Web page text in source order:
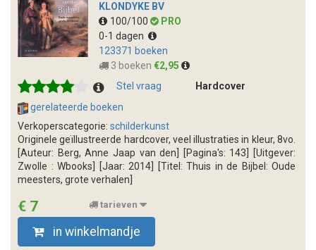
KLONDYKE BV
100/100
PRO
0-1 dagen
123371 boeken
3 boeken €2,95
Stel vraag
Hardcover
gerelateerde boeken
Verkoperscategorie: schilderkunst
Originele geïllustreerde hardcover, veel illustraties in kleur, 8vo.
[Auteur: Berg, Anne Jaap van den] [Pagina's: 143] [Uitgever:
Zwolle : Wbooks] [Jaar: 2014] [Titel: Thuis in de Bijbel: Oude
meesters, grote verhalen]
€ 7 tarieven
in winkelmandje